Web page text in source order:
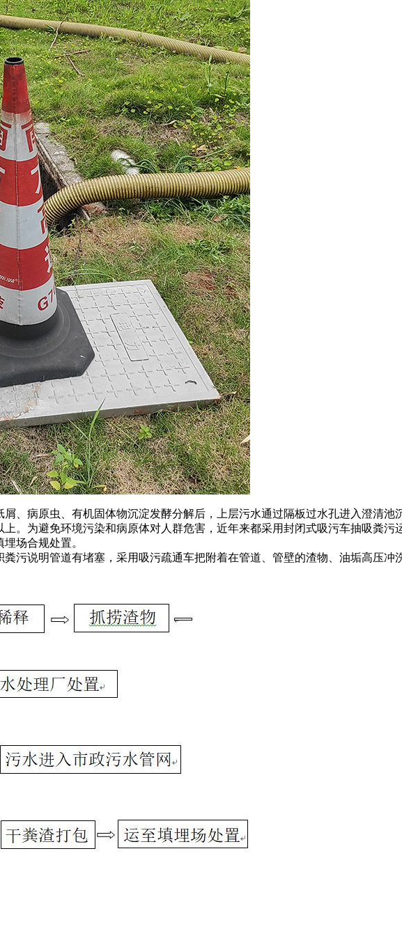
、病原虫、有机固体物沉淀发酵分解后，上层污水通过隔板过水孔进入澄清池
。为避免环境污染和病原体对人群危害，近年来都采用封闭式吸污车抽吸粪
埋场合规处置。
污说明管道有堵塞，采用吸污疏通车把附着在管道、管壁的渣物、油垢高压冲